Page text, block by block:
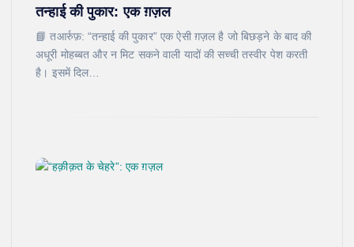
तन्हाई की पुकार: एक ग़ज़ल
📘 तआर्रुफ़: “तन्हाई की पुकार” एक ऐसी ग़ज़ल है जो बिछड़ने के बाद की
अधूरी मोहब्बत और न मिट सकने वाली यादों की सच्ची तस्वीर पेश करती
है। इसमें दिल…